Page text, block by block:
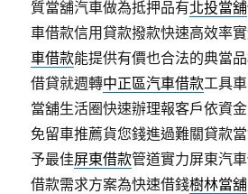
質當舖汽車做為抵押品有北投當舖
車借款信用貸款撥款快速高效率
車借款能提供有價也合法的典當
借貸就週轉中正區汽車借款工具
當舖生活圈快速辦理報客戶依資
免留車推薦貨您錢進過難關貸款
予最佳屏東借款管道實力屏東汽
借款需求方案為快速借錢樹林當舖